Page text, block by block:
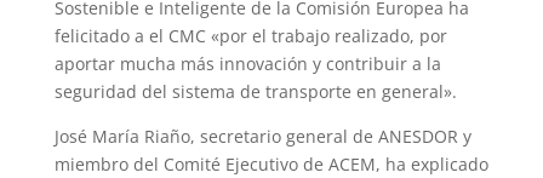
Sostenible e Inteligente de la Comisión Europea ha
felicitado a el CMC «por el trabajo realizado, por
aportar mucha más innovación y contribuir a la
seguridad del sistema de transporte en general».
José María Riaño, secretario general de ANESDOR y
miembro del Comité Ejecutivo de ACEM, ha explicado